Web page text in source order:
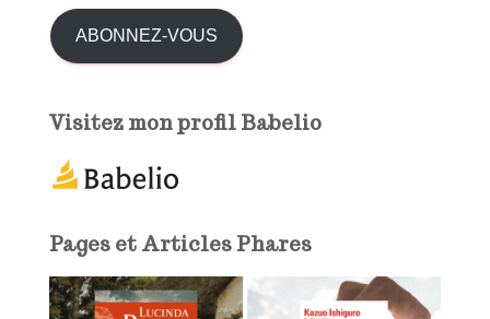
s
s
a
ABONNEZ-VOUS
Visitez mon profil Babelio
Pages et Articles Phares